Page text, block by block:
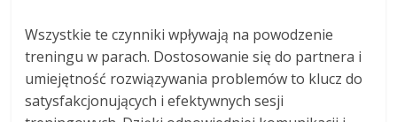
Wszystkie te czynniki wpływają na powodzenie
treningu w parach. Dostosowanie się do partnera i
umiejętność rozwiązywania problemów to klucz do
satysfakcjonujących i efektywnych sesji